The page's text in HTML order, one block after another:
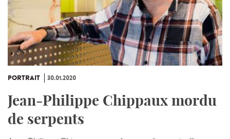
PORTRAIT 30.01.2020
Jean-Philippe Chippaux mordu
de serpents